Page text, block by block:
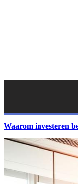
Waarom investeren